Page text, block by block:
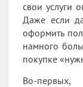
свои услуги
Даже если
оформить
намного
покупке
Во-